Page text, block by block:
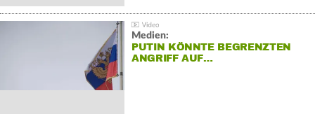
Medien:
PUTIN KÖNNTE BEGRENZTEN
ANGRIFF AUF…